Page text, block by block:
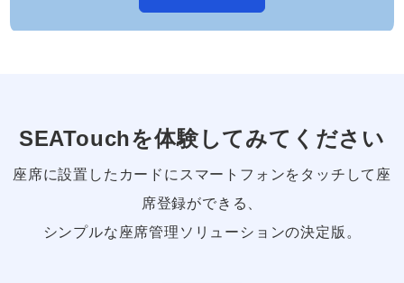
SEATouchを体験してみてください
座席に設置したカードにスマートフォンをタッチして座
席登録ができる、
シンプルな座席管理ソリューションの決定版。